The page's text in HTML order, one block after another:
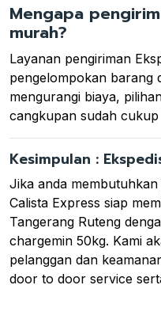
Mengapa
murah?
Layanan pengiriman
pengelompokan barang
mengurangi biaya,
cangkupan sudah cukup
Kesimpulan :
Jika anda
Calista Express siap
Tangerang Ruteng
chargemin 50kg. Kami
pelanggan dan
door to door service